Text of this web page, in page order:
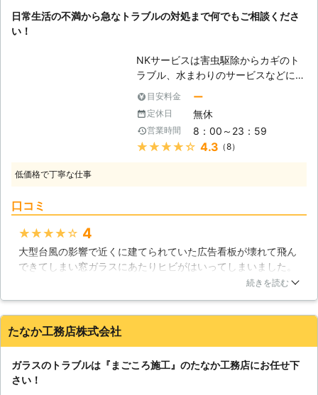
ガラスを取り扱っています。また外か
らの熱を遮断して部屋を涼しくする断
で、ご希望の物がありましたらご相談
くださいませ。 ●終わりに 割れたガ
ラスを放置するのは大変危険です。誤
って触れてしまうと、怪我をする可能
性もあります。ぜひ「ミナミ商店」に
ガラス交換を依頼して、危険な状況か
ら抜け出しましょう。
ぐにガラス修理を依頼する方は多いか
応が必要となります。 ヒビの入った
ガラスは耐久性が落ち、少しの刺激で
も割れが起きてしまいます。「まだ割
れてないからいいかな」と放置してい
ると、ヒビの入ったガラスは割れやす
いことから、空き巣に狙われやすくな
ってしまうこともあるので注意が必要
ださい。 ●当店は全国展開している
ことから、早急な対応ができることが
特徴です。「明日から旅行なのにガラ
スが割れてしまった！」「子どもがい
て危ないからはやく直してほしい」こ
のような時にも、当店にご依頼くださ
あったときには、お客様のもとに修理
スタッフが駆け付けます。 BEST株式
日常生活の不満から急なトラブルの対処まで何でもご相談くださ
い！
NKサービスは害虫駆除からカギのト
ラブル、水まわりのサービスなどにつ
いても多くの業務を手掛けさせて頂い
ている会社になります。中でも日頃の
安全性と快適性を追求するため、防犯
対策やガラス修理、交換などにつきま
してもお客様から高い評価を頂けてい
容となりますが、ガラスの飛散による
被害はとても多く報告されています。
割れたガラスは凶器に変わり、ケガだ
けではなくその後の問題としても居住
不可能になってしまう事は珍しくあり
行う事はとても重要と言えるでしょ
う。 【ガラス交換で得られる効果
目安料金 ー
定休日 無休
営業時間 8：00～23：59
★★★★★ 4.3 （8）
低価格で丁寧な仕事
口コミ
★★★★★ 4
大型台風の影響で近くに建てられていた広告看板が壊れて飛ん
できてしまい窓ガラスにあたりヒビがはいってしまいました。
今年は台風が多いらしく、次いつ大雨や強風が来るか分からな
素早い対応に驚きましたが、感謝しかありません。
兵庫県 尼崎市 2016年12月31日
続きを読む
たなか工務店株式会社
ガラスのトラブルは『まごころ施工』のたなか工務店にお任せ下
さい！